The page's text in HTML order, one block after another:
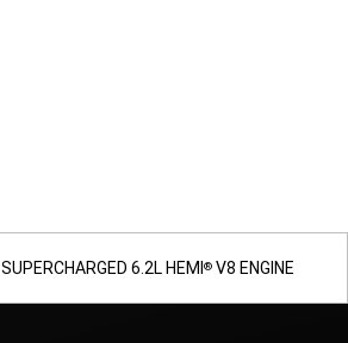
SUPERCHARGED 6.2L HEMI ® V8 ENGINE